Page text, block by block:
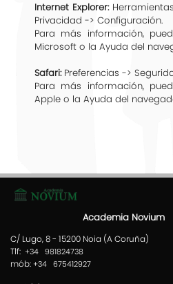
Internet Explorer:
Privacidad -> Configuración.
Para más información,
Microsoft o la Ayuda del
Safari:Preferencias ->
Para más información,
Apple o la Ayuda del
Academia Novium
C/ Lugo, 8 - 15200 Noia (A Coruña)
Tlf: +34 981824738
mób: +34 675412927